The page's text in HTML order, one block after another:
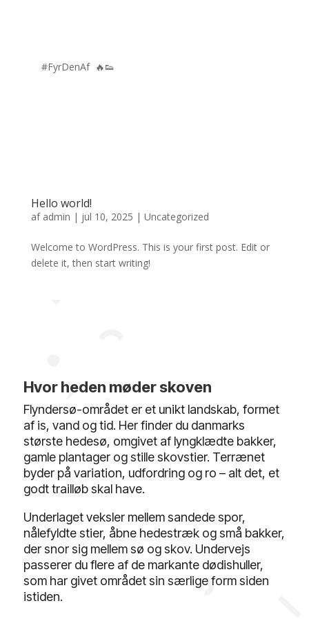
#FyrDenAf 🔥👟
Hello world!
af admin | jul 10, 2025 | Uncategorized
Welcome to WordPress. This is your first post. Edit or
delete it, then start writing!
Hvor heden møder skoven
Flyndersø-området er et unikt landskab, formet
af is, vand og tid. Her finder du danmarks
største hedesø, omgivet af lyngklædte bakker,
gamle plantager og stille skovstier. Terrænet
byder på variation, udfordring og ro – alt det, et
godt trailløb skal have.
Underlaget veksler mellem sandede spor,
nålefyldte stier, åbne hedestræk og små bakker,
der snor sig mellem sø og skov. Undervejs
passerer du flere af de markante dødishuller,
som har givet området sin særlige form siden
istiden.